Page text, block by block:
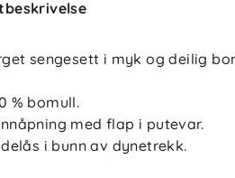
sengesett i myk og deilig
% bomull.
med flap i putevar.
i bunn av dynetrekk.
består av 1 dynetrekk